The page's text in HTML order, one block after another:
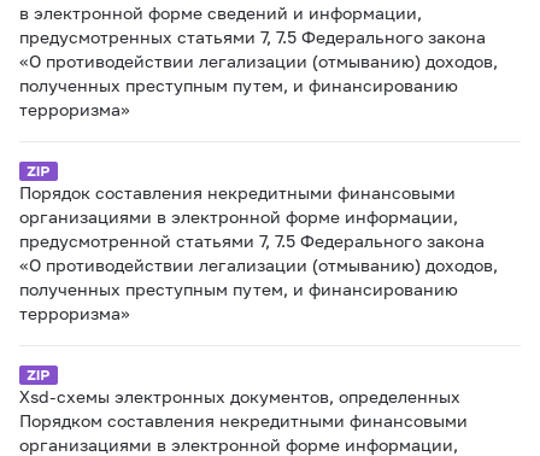
в электронной форме сведений и информации,
предусмотренных статьями 7, 7.5 Федерального закона
«О противодействии легализации (отмыванию) доходов,
полученных преступным путем, и финансированию
терроризма»
Порядок составления некредитными финансовыми
организациями в электронной форме информации,
предусмотренной статьями 7, 7.5 Федерального закона
«О противодействии легализации (отмыванию) доходов,
полученных преступным путем, и финансированию
терроризма»
Xsd-схемы электронных документов, определенных
Порядком составления некредитными финансовыми
организациями в электронной форме информации,